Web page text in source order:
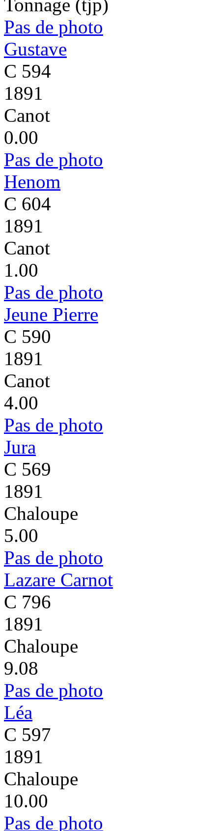
Tonnage (tjp)
Pas de photo
Gustave
C 594
1891
Canot
0.00
Pas de photo
Henom
C 604
1891
Canot
1.00
Pas de photo
Jeune Pierre
C 590
1891
Canot
4.00
Pas de photo
Jura
C 569
1891
Chaloupe
5.00
Pas de photo
Lazare Carnot
C 796
1891
Chaloupe
9.08
Pas de photo
Léa
C 597
1891
Chaloupe
10.00
Pas de photo